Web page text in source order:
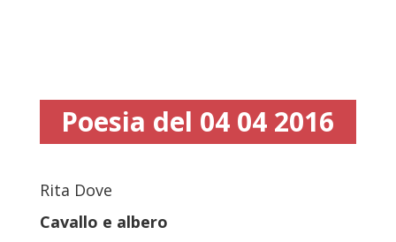
Poesia del 04 04 2016
Rita Dove
Cavallo e albero